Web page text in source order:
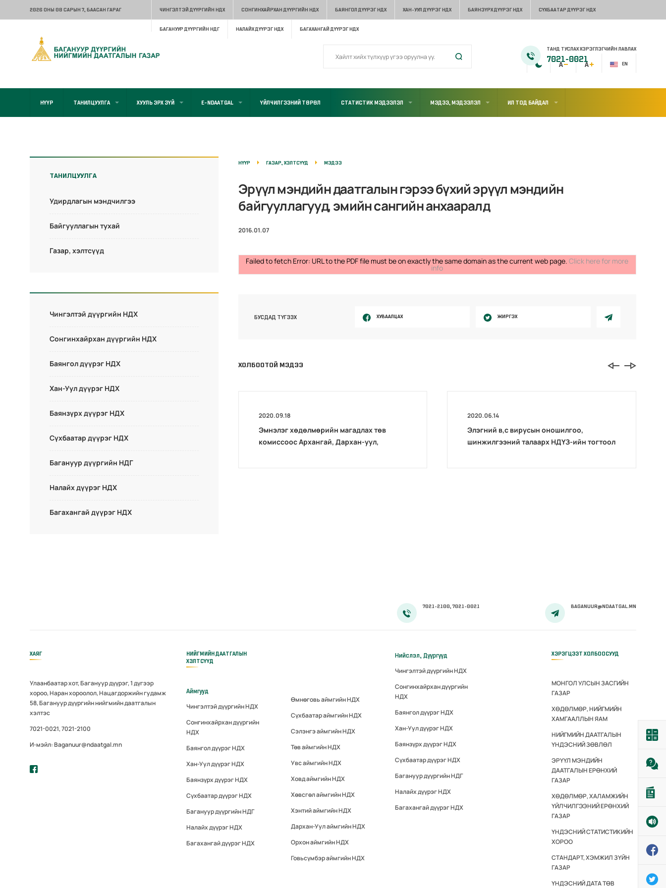
2026 ОНЫ 08 САРЫН 7, БААСАН ГАРАГ ЧИНГЭЛТЭЙ ДҮҮРГИЙН НДХ СОНГИНХАЙРХАН ДҮҮРГИЙН НДХ БАЯНГОЛ ДҮҮРЭГ НДХ ХАН-УУЛ ДҮҮРЭГ НДХ БАЯНЗҮРХ ДҮҮРЭГ НДХ СҮХБААТАР ДҮҮРЭГ НДХ
БАГАНУУР ДҮҮРГИЙН НДГ НАЛАЙХ ДҮҮРЭГ НДХ БАГАХАНГАЙ ДҮҮРЭГ НДХ
EN
ТАНД ТУСЛАХ ХЭРЭГЛЭГЧИЙН ЛАВЛАХ
7021-0021
НҮҮР ТАНИЛЦУУЛГА ХУУЛЬ ЭРХ ЗҮЙ E-NDAATGAL ҮЙЛЧИЛГЭЭНИЙ ТӨРӨЛ СТАТИСТИК МЭДЭЭЛЭЛ МЭДЭЭ, МЭДЭЭЛЭЛ ИЛ ТОД БАЙДАЛ
ТАНИЛЦУУЛГА
Удирдлагын мэндчилгээ
Байгууллагын тухай
Газар, хэлтсүүд
Чингэлтэй дүүргийн НДХ
Сонгинхайрхан дүүргийн НДХ
Баянгол дүүрэг НДХ
Хан-Уул дүүрэг НДХ
Баянзүрх дүүрэг НДХ
Сүхбаатар дүүрэг НДХ
Багануур дүүргийн НДГ
Налайх дүүрэг НДХ
Багахангай дүүрэг НДХ
НҮҮР ГАЗАР, ХЭЛТСҮҮД МЭДЭЭ
Эрүүл мэндийн даатгалын гэрээ бүхий эрүүл мэндийн
байгууллагууд, эмийн сангийн анхааралд
2016.01.07
Failed to fetch Error: URL to the PDF file must be on exactly the same domain as the current web page.Click here for more
info
БУСДАД ТҮГЭЭХ ХУВААЛЦАХ ЖИРГЭХ
ХОЛБООТОЙ МЭДЭЭ
2020.09.18
Эмнэлэг хөдөлмөрийн магадлах төв
комиссоос Архангай, Дархан-уул,
2020.06.14
Элэгний в,с вирусын оношилгоо,
шинжилгээний талаарх НДҮЗ-ийн тогтоол
7021-2100, 7021-0021 BAGANUUR@NDAATGAL.MN
ХАЯГ
Улаанбаатар хот, Багануур дүүрэг, 1 дүгээр
хороо, Наран хороолол, Нацагдоржийн гудамж
58, Багануур дүүргийн нийгмийн даатгалын
хэлтэс
7021-0021, 7021-2100
И-мэйл: Baganuur@ndaatgal.mn
НИЙГМИЙН ДААТГАЛЫН
ХЭЛТСҮҮД
Аймгууд
Чингэлтэй дүүргийн НДХ
Сонгинхайрхан дүүргийн
НДХ
Баянгол дүүрэг НДХ
Хан-Уул дүүрэг НДХ
Баянзүрх дүүрэг НДХ
Сүхбаатар дүүрэг НДХ
Багануур дүүргийн НДГ
Налайх дүүрэг НДХ
Багахангай дүүрэг НДХ
Өмнөговь аймгийн НДХ
Сүхбаатар аймгийн НДХ
Сэлэнгэ аймгийн НДХ
Төв аймгийн НДХ
Увс аймгийн НДХ
Ховд аймгийн НДХ
Хөвсгөл аймгийн НДХ
Хэнтий аймгийн НДХ
Дархан-Уул аймгийн НДХ
Орхон аймгийн НДХ
Говьсүмбэр аймгийн НДХ
Нийслэл, Дүүргүүд
Чингэлтэй дүүргийн НДХ
Сонгинхайрхан дүүргийн
НДХ
Баянгол дүүрэг НДХ
Хан-Уул дүүрэг НДХ
Баянзүрх дүүрэг НДХ
Сүхбаатар дүүрэг НДХ
Багануур дүүргийн НДГ
Налайх дүүрэг НДХ
Багахангай дүүрэг НДХ
ХЭРЭГЦЭЭТ ХОЛБООСУУД
МОНГОЛ УЛСЫН ЗАСГИЙН
ГАЗАР
ХӨДӨЛМӨР, НИЙГМИЙН
ХАМГААЛЛЫН ЯАМ
НИЙГМИЙН ДААТГАЛЫН
ҮНДЭСНИЙ ЗӨВЛӨЛ
ЭРҮҮЛ МЭНДИЙН
ДААТГАЛЫН ЕРӨНХИЙ
ГАЗАР
ХӨДӨЛМӨР, ХАЛАМЖИЙН
ҮЙЛЧИЛГЭЭНИЙ ЕРӨНХИЙ
ГАЗАР
ҮНДЭСНИЙ СТАТИСТИКИЙН
ХОРОО
СТАНДАРТ, ХЭМЖИЛ ЗҮЙН
ГАЗАР
ҮНДЭСНИЙ ДАТА ТӨВ